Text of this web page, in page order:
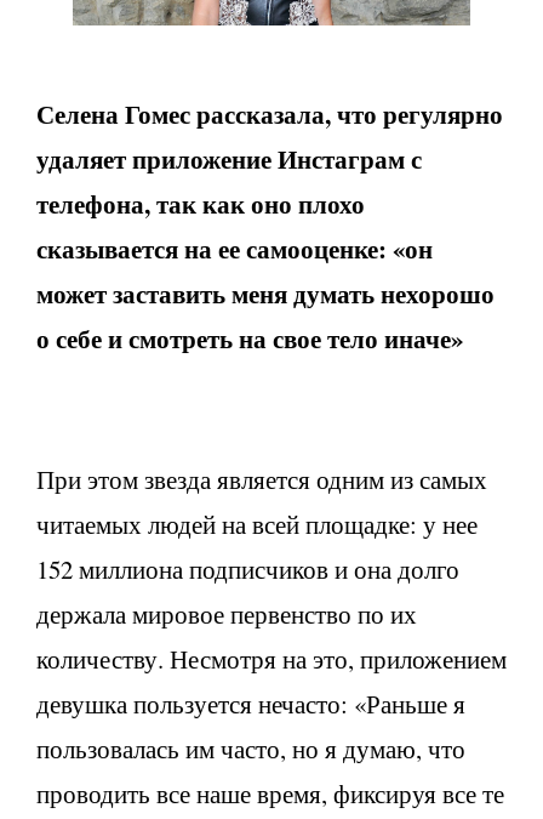
Селена Гомес рассказала, что регулярно
удаляет приложение Инстаграм с
телефона, так как оно плохо
сказывается на ее самооценке: «он
может заставить меня думать нехорошо
о себе и смотреть на свое тело иначе»
При этом звезда является одним из самых
читаемых людей на всей площадке: у нее
152 миллиона подписчиков и она долго
держала мировое первенство по их
количеству. Несмотря на это, приложением
девушка пользуется нечасто: «Раньше я
пользовалась им часто, но я думаю, что
проводить все наше время, фиксируя все те